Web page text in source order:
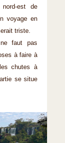
est de
voyage en
triste.
faut pas
à faire à
chutes à
se situe